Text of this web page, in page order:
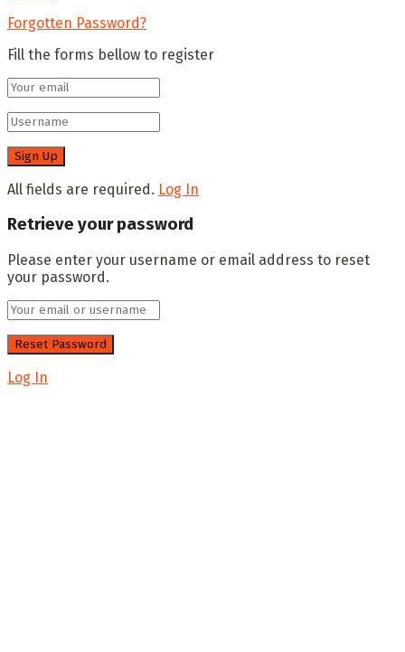
Forgotten Password?
Fill the forms bellow to register
All fields are required. Log In
Retrieve your password
Please enter your username or email address to reset
your password.
Log In